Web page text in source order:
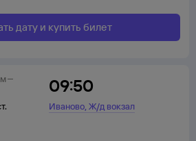
дату и купить билет
09:50
Иваново,Ж/д вокзал